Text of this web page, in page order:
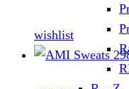
wishlist